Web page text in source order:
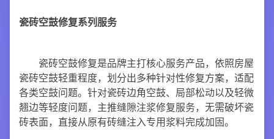
瓷砖空鼓修复系列服务
瓷砖空鼓修复是品牌主打核心服务产品，依照房屋
瓷砖空鼓轻重程度，划分出多种针对性修复方案，适配
各类空鼓问题。针对瓷砖边角空鼓、局部松动以及轻微
翘边等轻度问题，主推缝隙注浆修复服务，无需破坏瓷
砖表面，直接从原有砖缝注入专用浆料完成加固。